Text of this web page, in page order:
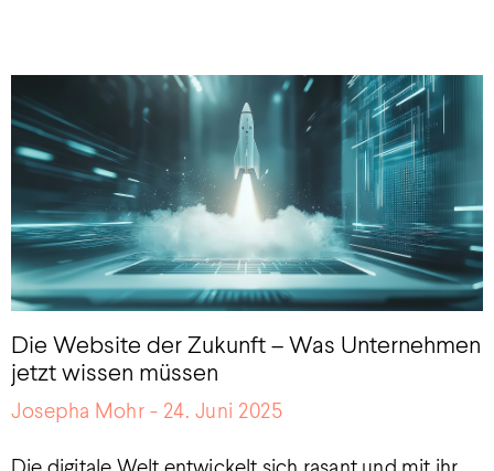
Die Website der Zukunft – Was Unternehmen
jetzt wissen müssen
Josepha Mohr 24. Juni 2025